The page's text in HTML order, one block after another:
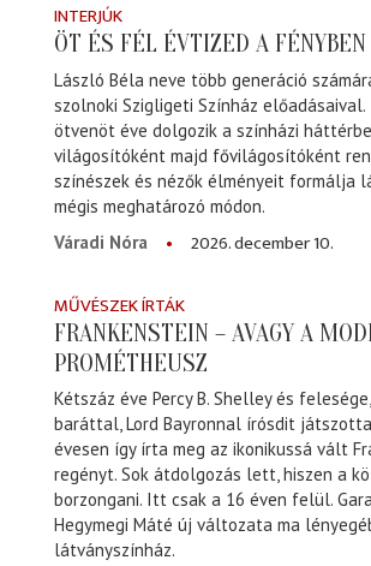
INTERJÚK
ÖT ÉS FÉL ÉVTIZED A FÉNYBEN
László Béla neve több generáció
szolnoki Szigligeti Színház előadásaival.
ötvenöt éve dolgozik a színházi
világosítóként majd fővilágosítóként
színészek és nézők élményeit formálja
mégis meghatározó módon.
Váradi Nóra
2026. december 10.
MŰVÉSZEK ÍRTÁK
FRANKENSTEIN – AVAGY A
PROMÉTHEUSZ
Kétszáz éve Percy B. Shelley és
baráttal, Lord Bayronnal írósdit
évesen így írta meg az ikonikussá vált
regényt. Sok átdolgozás lett, hiszen a
borzongani. Itt csak a 16 éven felül.
Hegymegi Máté új változata ma
látványszínház.